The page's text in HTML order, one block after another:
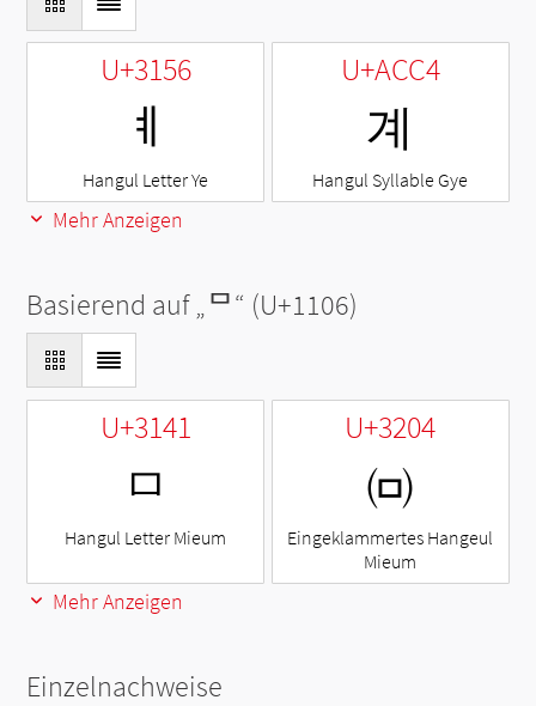
U+3156
ㅖ
Hangul Letter Ye
U+ACC4
계
Hangul Syllable Gye
Mehr Anzeigen
Basierend auf „ᄆ“ (U+1106)
U+3141
ㅁ
Hangul Letter Mieum
U+3204
㈄
Eingeklammertes Hangeul
Mieum
Mehr Anzeigen
Einzelnachweise